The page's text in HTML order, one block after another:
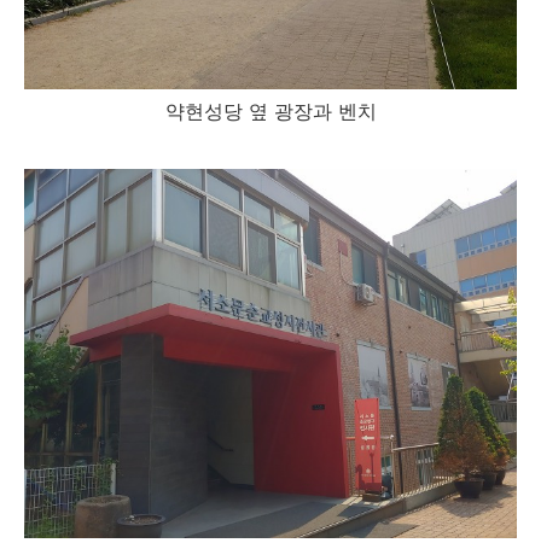
약현성당 옆 광장과 벤치